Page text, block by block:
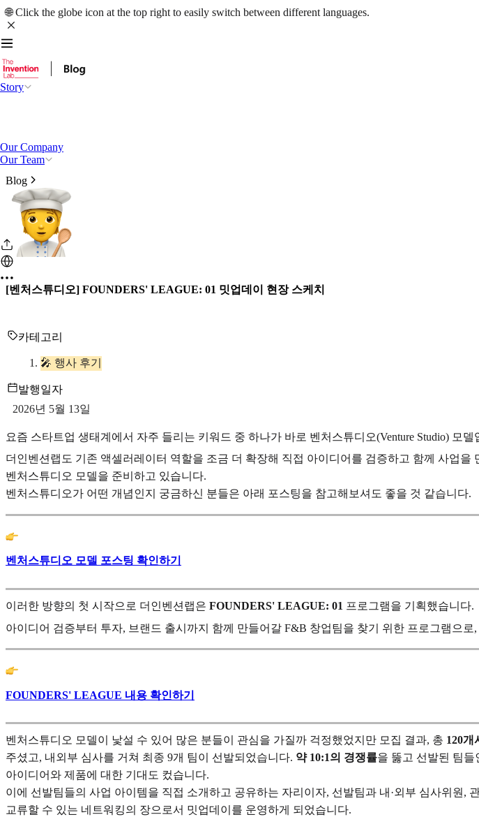
🌐 Click the globe icon at the top right to easily switch between different languages.
Story
Our Company
Our Team
Blog
[벤처스튜디오] FOUNDERS' LEAGUE: 01 밋업데이 현장 스케치
카테고리
🎤 행사 후기
발행일자
2026년 5월 13일
요즘 스타트업 생태계에서 자주 들리는 키워드 중 하나가 바로 벤처스튜디오(Venture Studio) 모델
더인벤션랩도 기존 액셀러레이터 역할을 조금 더 확장해 직접 아이디어를 검증하고 함께 사업을
벤처스튜디오 모델을 준비하고 있습니다.
벤처스튜디오가 어떤 개념인지 궁금하신 분들은 아래 포스팅을 참고해보셔도 좋을 것 같습니다.
벤처스튜디오 모델 포스팅 확인하기
이러한 방향의 첫 시작으로 더인벤션랩은 FOUNDERS' LEAGUE: 01 프로그램을 기획했습니다.
아이디어 검증부터 투자, 브랜드 출시까지 함께 만들어갈 F&B 창업팀을 찾기 위한 프로그램으
FOUNDERS' LEAGUE 내용 확인하기
벤처스튜디오 모델이 낯설 수 있어 많은 분들이 관심을 가질까 걱정했었지만 모집 결과, 총 120개
주셨고, 내외부 심사를 거쳐 최종 9개 팀이 선발되었습니다. 약 10:1의 경쟁률을 뚫고 선발된 팀들
아이디어와 제품에 대한 기대도 컸습니다.
이에 선발팀들의 사업 아이템을 직접 소개하고 공유하는 자리이자, 선발팀과 내·외부 심사위원,
교류할 수 있는 네트워킹의 장으로서 밋업데이를 운영하게 되었습니다.